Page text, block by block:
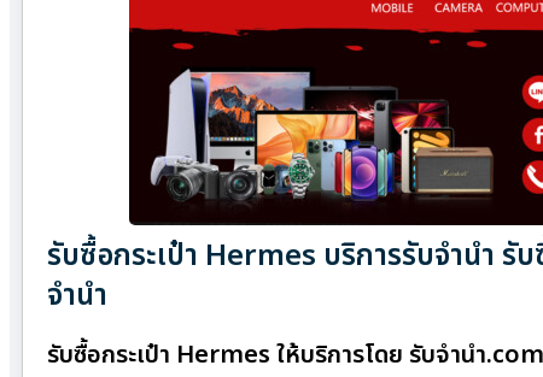
รับซื้อกระเป๋า Hermes บริการรับจำนำ
จำนำ
รับซื้อกระเป๋า Hermes ให้บริการโดย รับจํานํา